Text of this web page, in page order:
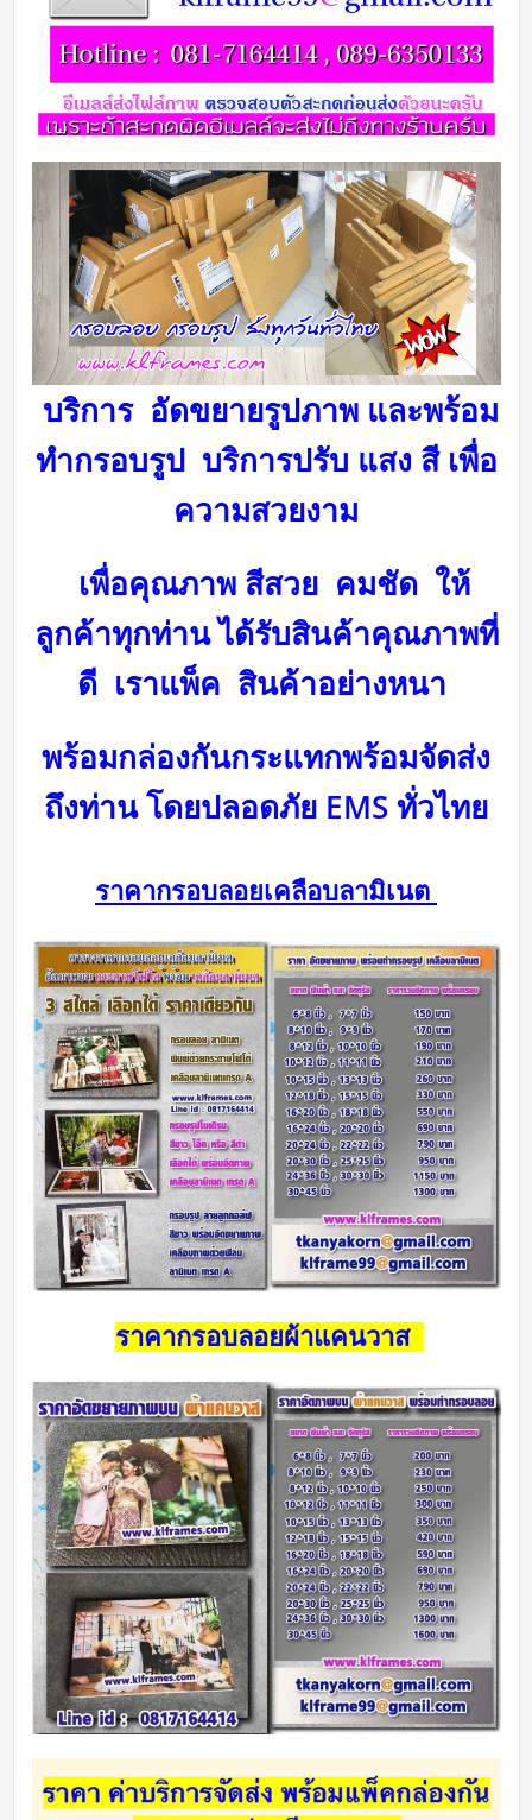
บริการ อัดขยายรูปภาพ และพร้อม
ทำกรอบรูป บริการปรับ แสง สี เพื่อ
ความสวยงาม
เพื่อคุณภาพ สีสวย คมชัด ให้
ลูกค้าทุกท่าน ได้รับสินค้าคุณภาพที่
ดี เราแพ็ค สินค้าอย่างหนา
พร้อมกล่องกันกระแทกพร้อมจัดส่ง
ถึงท่าน โดยปลอดภัย EMS ทั่วไทย
ราคากรอบลอยเคลือบลามิเนต
ราคากรอบลอยผ้าแคนวาส